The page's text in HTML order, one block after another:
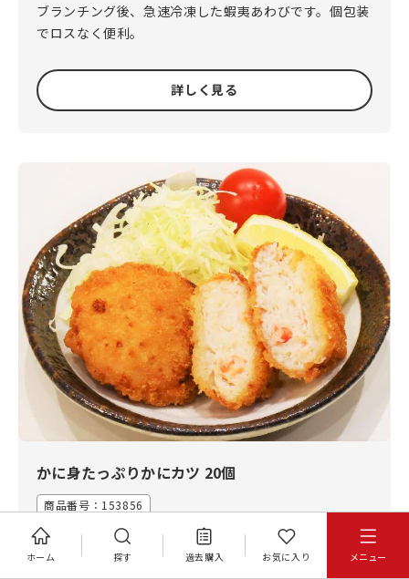
ホーム 探す 過去購入 お気に入り メニュー
ブランチング後、急速冷凍した蝦夷あわびです。個包装
でロスなく便利。
詳しく見る
かに身たっぷりかにカツ 20個
商品番号：153856
ほぼタネはかにだけ。つなぎはほとんど使っていませ
ん。かにを味わう贅沢なフライです。（爪つきではあり